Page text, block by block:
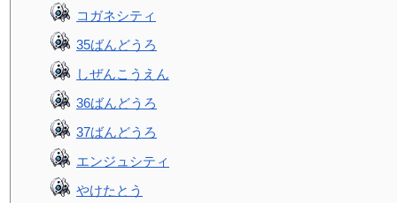
コガネシティ
35ばんどうろ
しぜんこうえん
36ばんどうろ
37ばんどうろ
エンジュシティ
やけたとう